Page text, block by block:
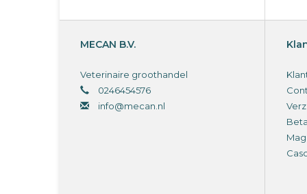
MECAN B.V.
Veterinaire groothandel
0246454576
info@mecan.nl